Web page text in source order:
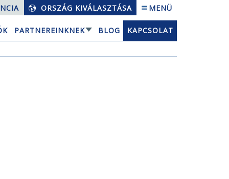
ORSZÁG KIVÁLASZTÁSA MENÜ
PARTNEREINKNEK BLOG
KAPCSOLAT